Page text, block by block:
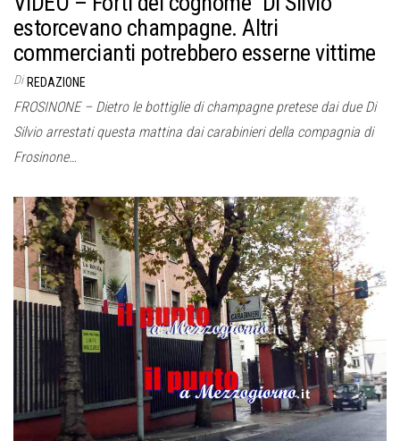
estorcevano champagne. Altri
commercianti potrebbero esserne vittime
Di REDAZIONE
FROSINONE – Dietro le bottiglie di champagne pretese dai due Di
Silvio arrestati questa mattina dai carabinieri della compagnia di
Frosinone…